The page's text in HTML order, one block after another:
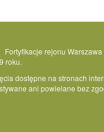
rejonu
roku.
dostępne na stronach
ani powielane bez